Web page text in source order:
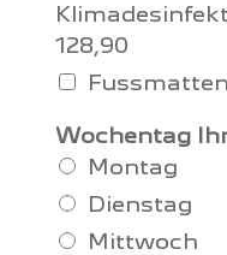
128,90
Wochentag
Montag
Dienstag
Mittwoch